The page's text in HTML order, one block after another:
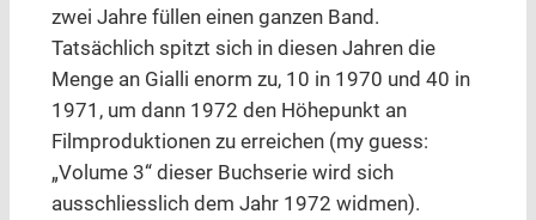
zwei Jahre füllen einen ganzen Band.
Tatsächlich spitzt sich in diesen Jahren die
Menge an Gialli enorm zu, 10 in 1970 und 40 in
1971, um dann 1972 den Höhepunkt an
Filmproduktionen zu erreichen (my guess:
„Volume 3“ dieser Buchserie wird sich
ausschliesslich dem Jahr 1972 widmen).